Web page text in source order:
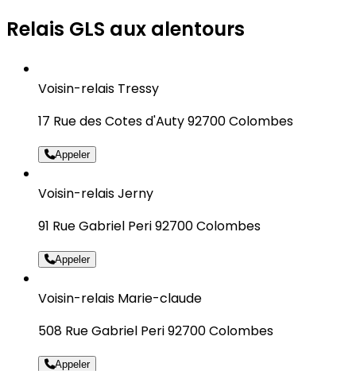
Relais GLS aux alentours
Voisin-relais Tressy
17 Rue des Cotes d'Auty 92700 Colombes
Appeler
Voisin-relais Jerny
91 Rue Gabriel Peri 92700 Colombes
Appeler
Voisin-relais Marie-claude
508 Rue Gabriel Peri 92700 Colombes
Appeler